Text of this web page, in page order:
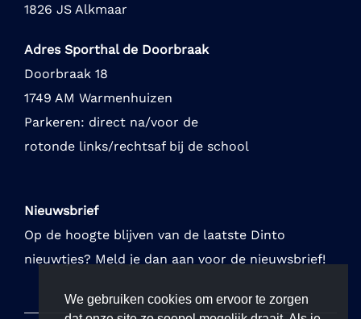
1826 JS Alkmaar
Adres Sporthal de Doorbraak
Doorbraak 18
1749 AM Warmenhuizen
Parkeren: direct na/voor de
rotonde links/rechtsaf bij de school
Nieuwsbrief
Op de hoogte blijven van de laatste Dinto
nieuwtjes? Meld je dan aan voor de nieuwsbrief!
We gebruiken cookies om ervoor te zorgen